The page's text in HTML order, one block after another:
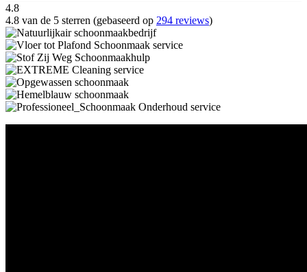
4.8
4.8 van de 5 sterren (gebaseerd op 294 reviews)